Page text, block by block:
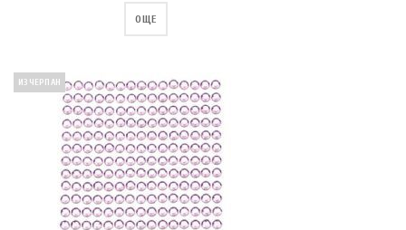
ОЩЕ
ИЗЧЕРПАН